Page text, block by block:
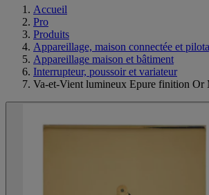
Accueil
Pro
Produits
Appareillage, maison connectée et
Appareillage maison et bâtiment
Interrupteur, poussoir et variateur
Va-et-Vient lumineux Epure finition